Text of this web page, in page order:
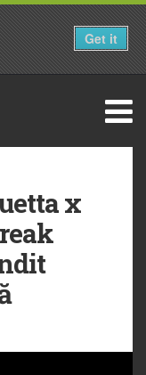
x
Get it